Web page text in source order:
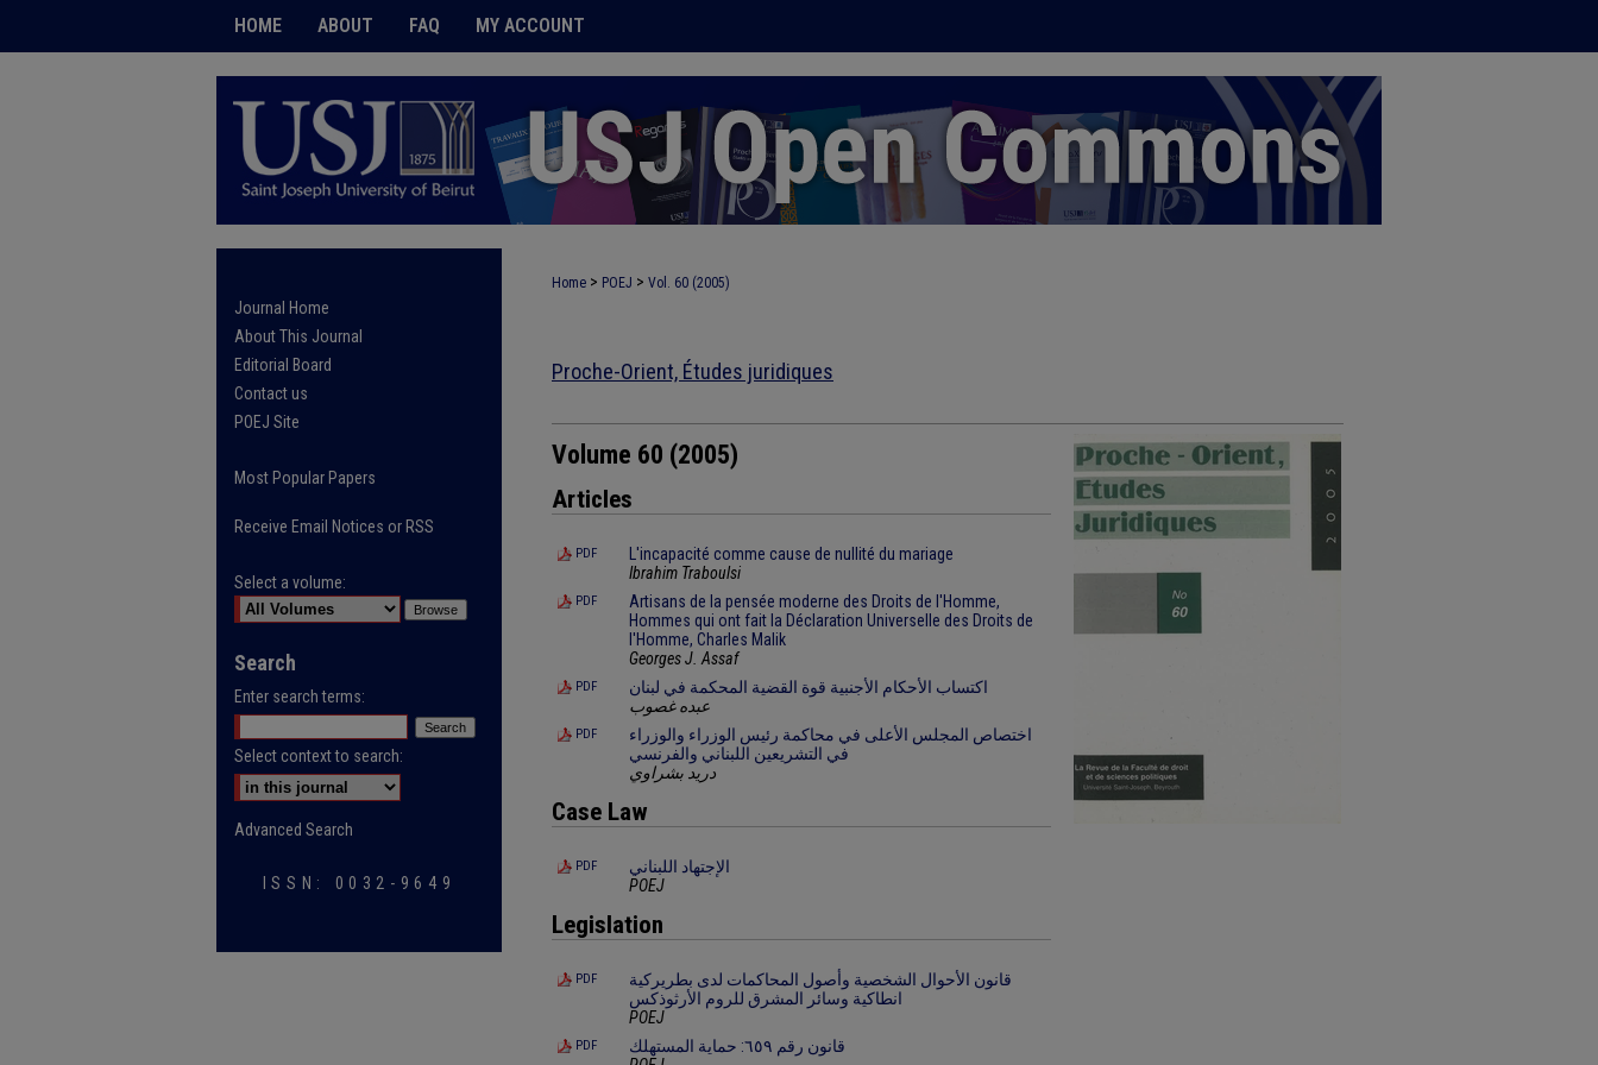
HOME ABOUT FAQ MY ACCOUNT
Home > POEJ > Vol. 60 (2005)
Proche-Orient, Études juridiques
Volume 60 (2005)
Articles
PDF
L'incapacité comme cause de nullité du mariage
Ibrahim Traboulsi
PDF
Artisans de la pensée moderne des Droits de l'Homme,
Hommes qui ont fait la Déclaration Universelle des Droits de
l'Homme, Charles Malik
Georges J. Assaf
PDF
اكتساب الأحكام الأجنبية قوة القضية المحكمة في لبنان
عبده غصوب
PDF
اختصاص المجلس الأعلى في محاكمة رئيس الوزراء والوزراء
في التشريعين اللبناني والفرنسي
دريد بشراوي
Case Law
PDF
الإجتهاد اللبناني
POEJ
Legislation
PDF
قانون الأحوال الشخصية وأصول المحاكمات لدى بطريركية
انطاكية وسائر المشرق للروم الأرثوذكس
POEJ
PDF
قانون رقم ٦٥٩: حماية المستهلك
Journal Home
About This Journal
Editorial Board
Contact us
POEJ Site
Most Popular Papers
Receive Email Notices or RSS
Select a volume:
Search
Enter search terms:
Select context to search:
Advanced Search
ISSN: 0032-9649